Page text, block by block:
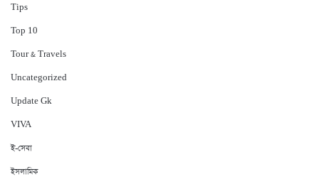
Tips
Top 10
Tour & Travels
Uncategorized
Update Gk
VIVA
ই-সেবা
ইসলামিক